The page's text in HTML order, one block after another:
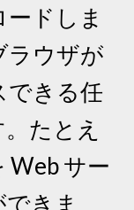
ドしま
ラウザが
できる任
たとえ
Web サー
きま